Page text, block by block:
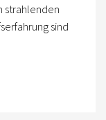
strahlenden
sind